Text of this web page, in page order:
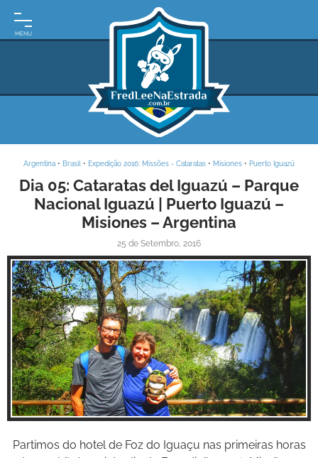
INÍCIO
URUGUAI
VIAGEM
MAPAS
RODOVIÁRIOS
E-
BOOK
VÍDEOS
Argentina • Brasil • Expedição 2016: Missões - Cataratas • Misiones • Puerto Iguazú
Dia 05: Cataratas del Iguazú – Parque
Nacional Iguazú | Puerto Iguazú –
Misiones – Argentina
25 de Setembro, 2016
Inspire-se!
Partimos do hotel de Foz do Iguaçu nas primeiras horas